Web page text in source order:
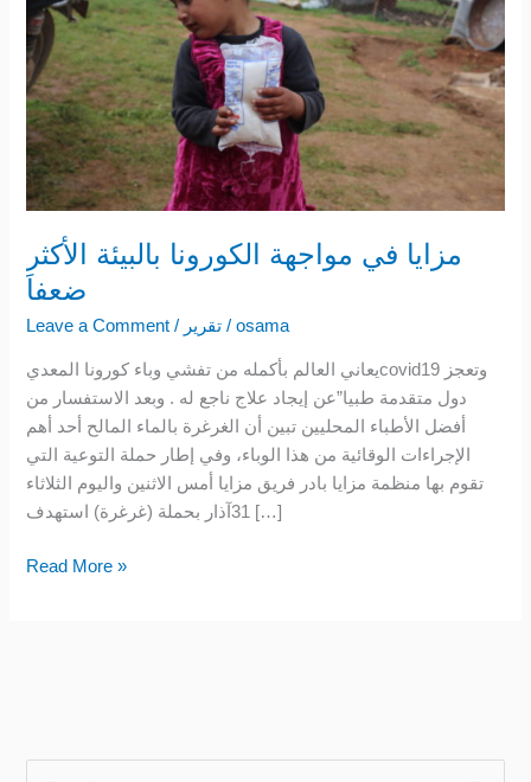
مزايا في مواجهة الكورونا بالبيئة الأكثر
ضعفاَ
Leave a Comment / تقرير /osama
يعاني العالم بأكمله من تفشي وباء كورونا المعديcovid19 وتعجز
دول متقدمة طبيا”عن إيجاد علاج ناجع له . وبعد الاستفسار من
أفضل الأطباء المحليين تبين أن الغرغرة بالماء المالح أحد أهم
الإجراءات الوقائية من هذا الوباء، وفي إطار حملة التوعية التي
تقوم بها منظمة مزايا بادر فريق مزايا أمس الاثنين واليوم الثلاثاء
31آذار بحملة (غرغرة) استهدف […]
بالبيئة
الأكثر
ضعفاَ
Read More »